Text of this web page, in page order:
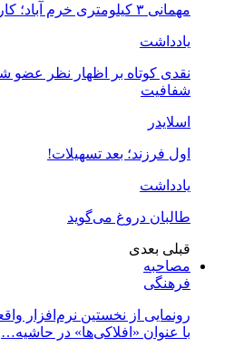
مهمانی ۳ کیلومتری خرم آباد؛ کاری بزرگ با چند نقد کوچک
یادداشت
نقدی کوتاه بر اظهار نظر عضو
شفافیت
اسلایدر
اول فرزند؛ بعد تسهیلات!
یادداشت
طالبان دروغ می‌گوید
قبلی بعدی
مصاحبه
فرهنگی
رونمایی از نخستین نرم‌افزار
با عنوان «افلاکی‌ها» در حاشیه…